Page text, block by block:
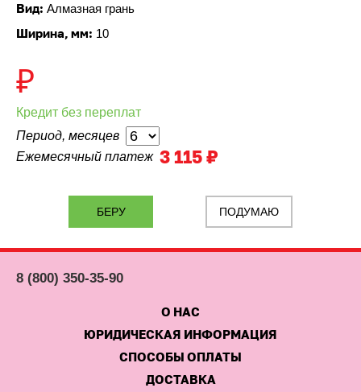
Вид: Алмазная грань
Ширина, мм: 10
₽
Кредит без переплат
Период, месяцев
Ежемесячный платеж 3 115 ₽
ПОДУМАЮ
8 (800) 350-35-90
О НАС
ЮРИДИЧЕСКАЯ ИНФОРМАЦИЯ
СПОСОБЫ ОПЛАТЫ
ДОСТАВКА